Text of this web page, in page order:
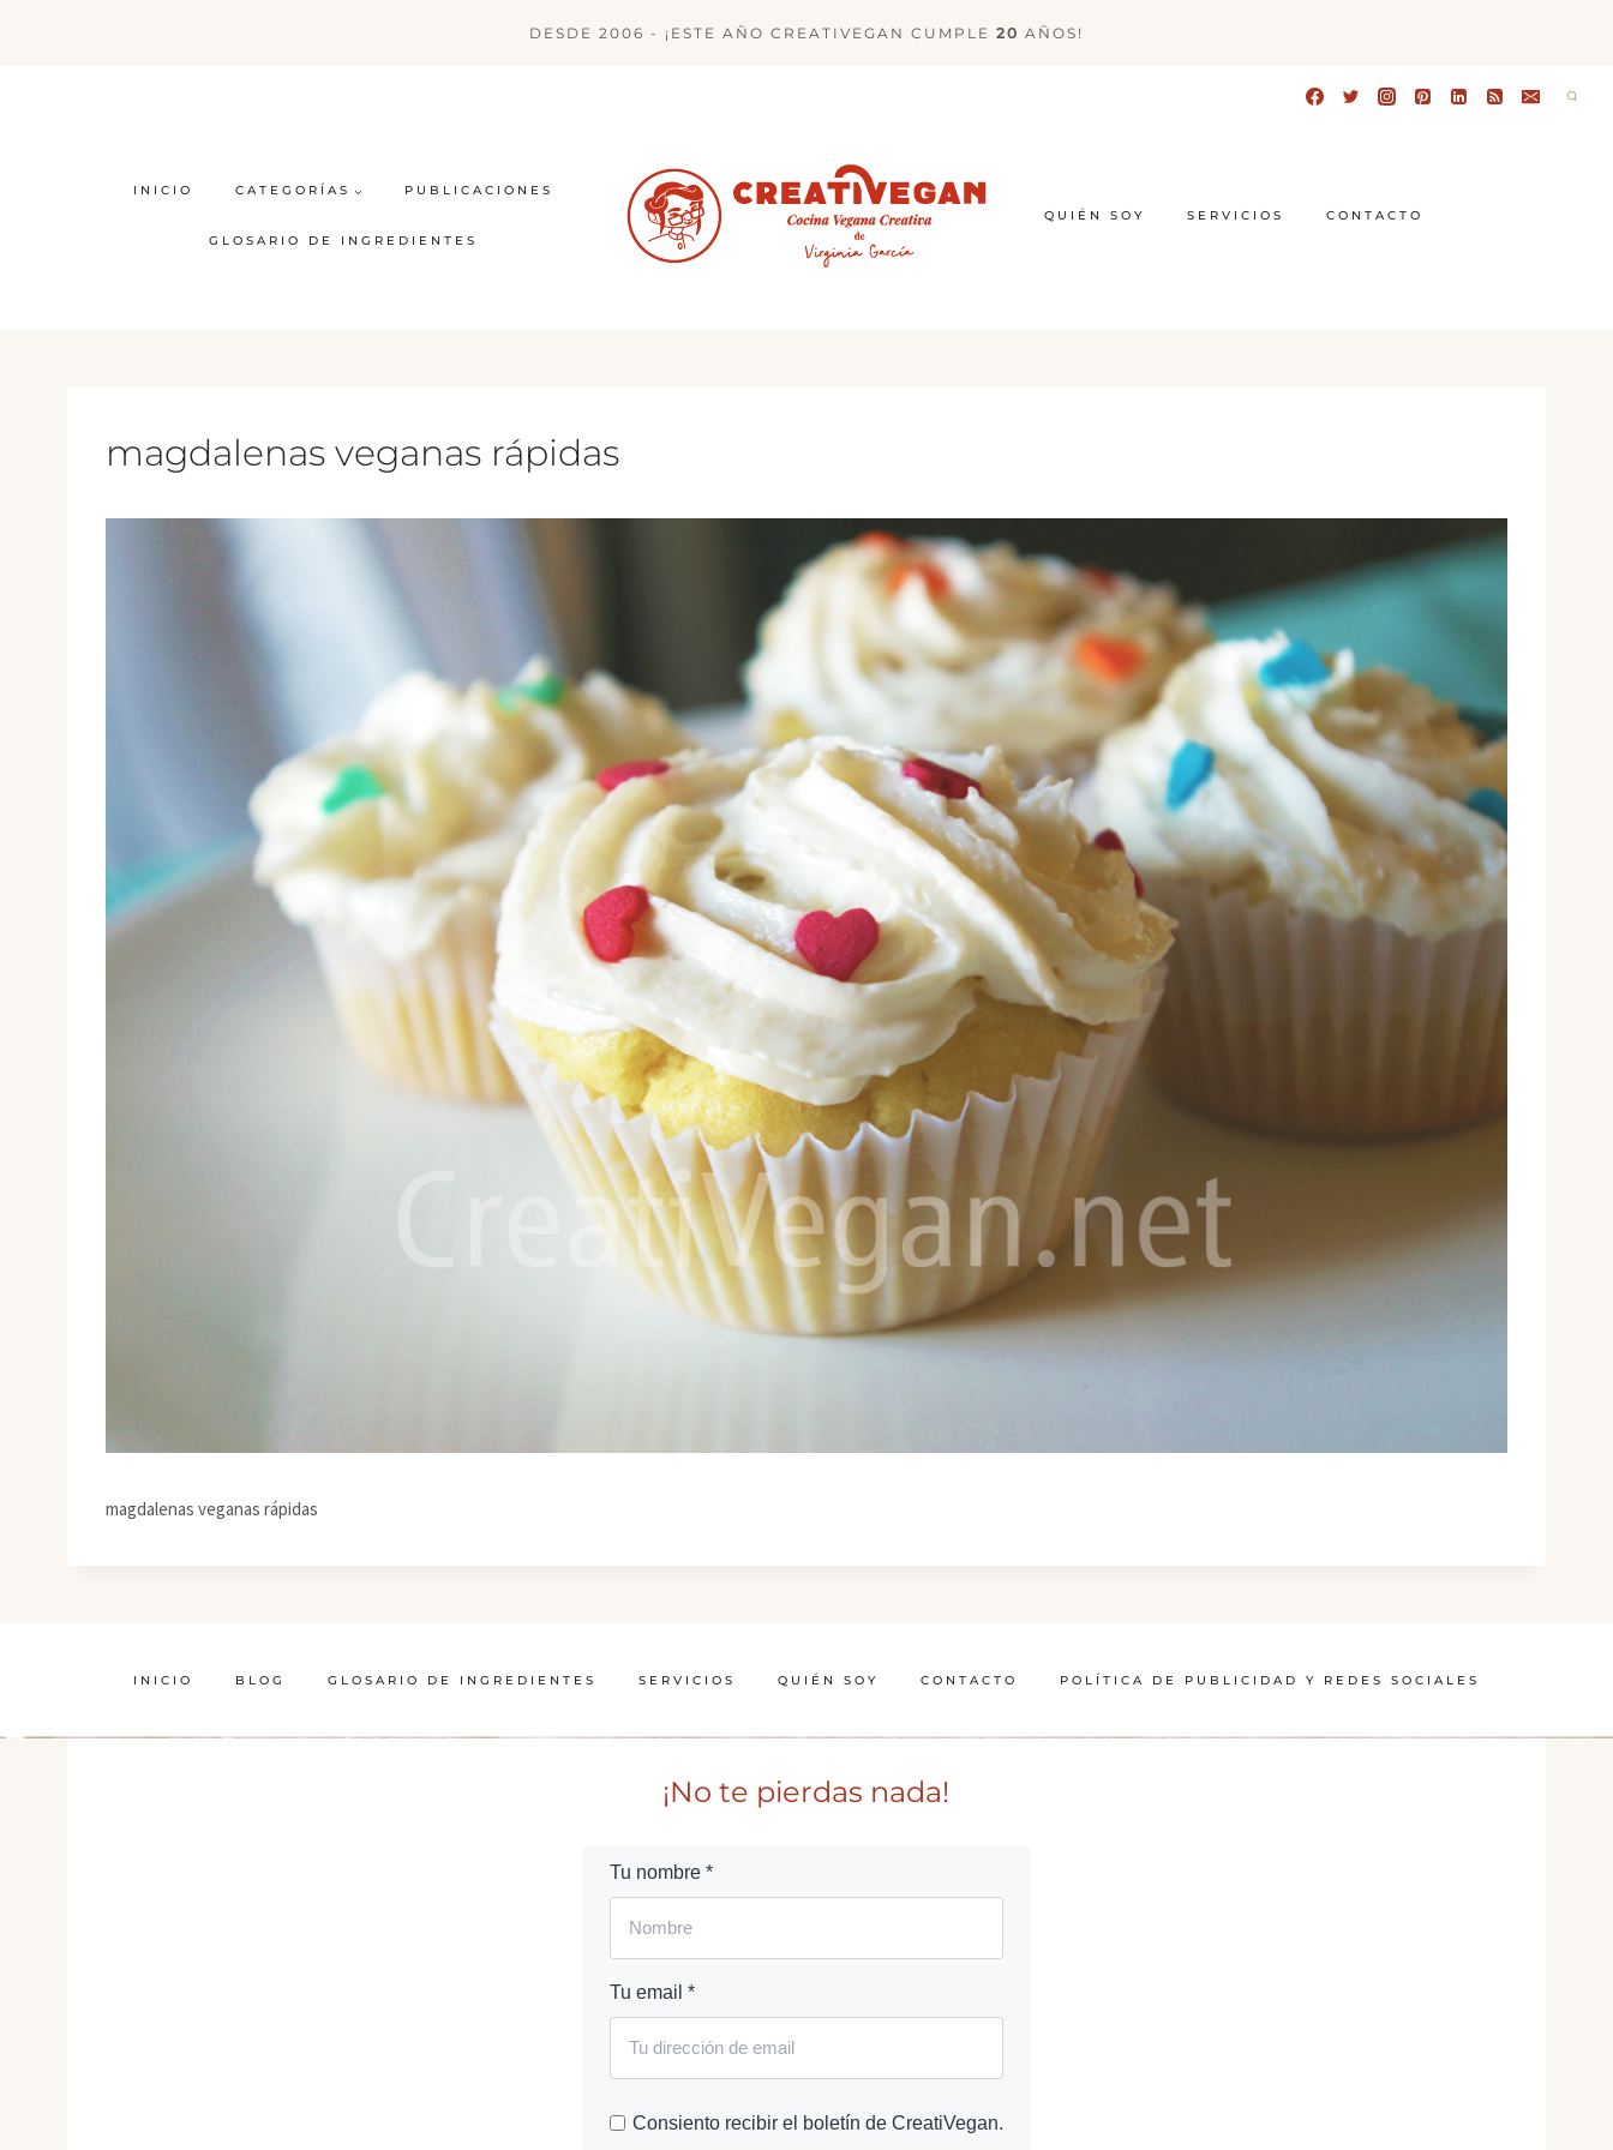
DESDE 2006 - ¡ESTE AÑO CREATIVEGAN CUMPLE 20 AÑOS!
INICIO CATEGORÍAS PUBLICACIONES
GLOSARIO DE INGREDIENTES
QUIÉN SOY SERVICIOS CONTACTO
magdalenas veganas rápidas
magdalenas veganas rápidas
INICIO BLOG GLOSARIO DE INGREDIENTES SERVICIOS QUIÉN SOY CONTACTO POLÍTICA DE PUBLICIDAD Y REDES SOCIALES
¡No te pierdas nada!
Tu nombre *
Tu email *
Consiento recibir el boletín de CreatiVegan.